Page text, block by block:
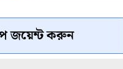
জয়েন্ট করুন